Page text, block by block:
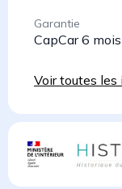
Garantie
CapCar 6
Voir toutes